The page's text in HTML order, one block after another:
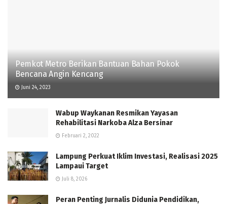
Pemkot Metro Berikan Bantuan Bahan Pokok
Bencana Angin Kencang
Juni 24, 2023
Wabup Waykanan Resmikan Yayasan
Rehabilitasi Narkoba Alza Bersinar
Februari 2, 2022
Lampung Perkuat Iklim Investasi, Realisasi 2025
Lampaui Target
Juli 8, 2026
Peran Penting Jurnalis Didunia Pendidikan,